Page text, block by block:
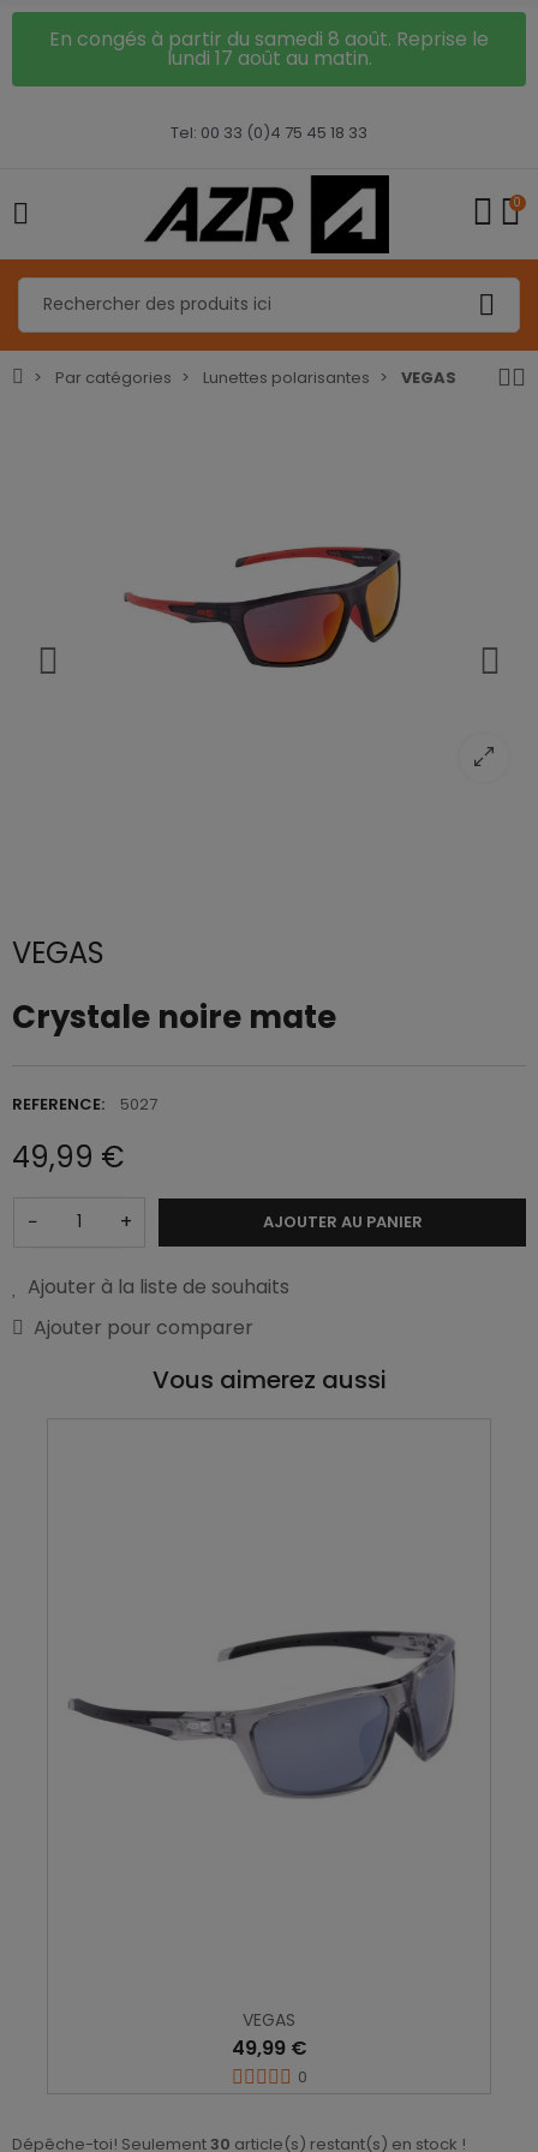
En congés à partir du samedi 8 août. Reprise le
lundi 17 août au matin.
Tel: 00 33 (0)4 75 45 18 33
0
Par catégories Lunettes polarisantes VEGAS
VEGAS
Crystale noire mate
REFERENCE: 5027
49,99 €
− + AJOUTER AU PANIER
Ajouter à la liste de souhaits
Ajouter pour comparer
Vous aimerez aussi
VEGAS
49,99 €
0
Dépêche-toi! Seulement30 article(s) restant(s) en stock !